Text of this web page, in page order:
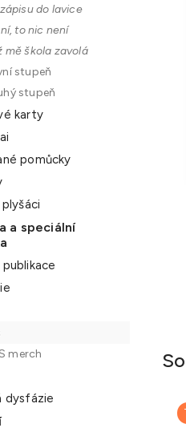
do lavice
to nic není
mě škola zavolá
stupeň
stupeň
karty
pomůcky
a speciální
merch
dysfázie